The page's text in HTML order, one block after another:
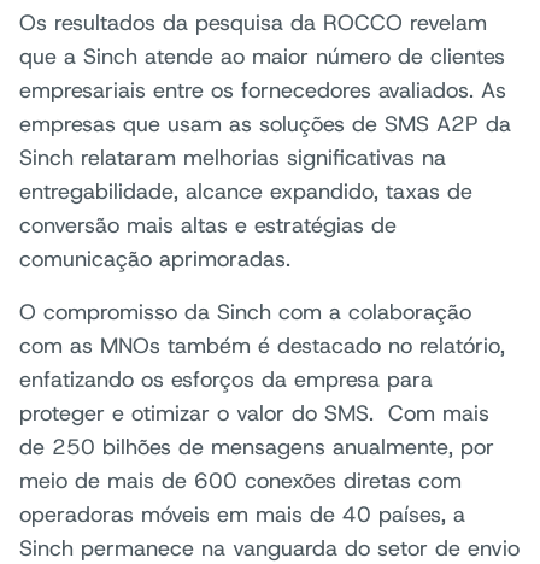
Os resultados da pesquisa da ROCCO revelam
que a Sinch atende ao maior número de clientes
empresariais entre os fornecedores avaliados. As
empresas que usam as soluções de SMS A2P da
Sinch relataram melhorias significativas na
entregabilidade, alcance expandido, taxas de
conversão mais altas e estratégias de
comunicação aprimoradas.
O compromisso da Sinch com a colaboração
com as MNOs também é destacado no relatório,
enfatizando os esforços da empresa para
proteger e otimizar o valor do SMS. Com mais
de 250 bilhões de mensagens anualmente, por
meio de mais de 600 conexões diretas com
operadoras móveis em mais de 40 países, a
Sinch permanece na vanguarda do setor de envio